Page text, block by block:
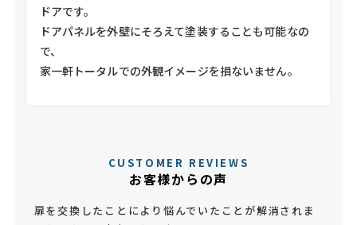
ドアです。
ドアパネルを外壁にそろえて塗装することも可能なの
で、
家一軒トータルでの外観イメージを損ないません。
CUSTOMER REVIEWS
お客様からの声
扉を交換したことにより悩んでいたことが解消されま